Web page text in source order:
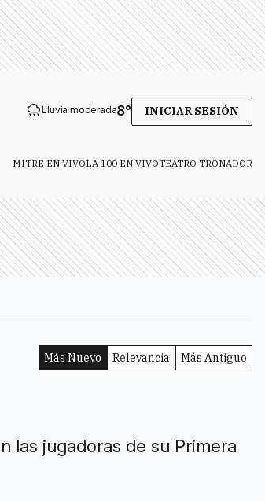
Lluvia moderada8° INICIAR SESIÓN
MITRE EN VIVOLA 100 EN VIVOTEATRO TRONADOR
Más Nuevo Relevancia Más Antiguo
las jugadoras de su Primera